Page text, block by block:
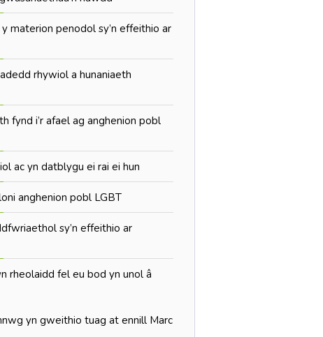
materion penodol sy’n effeithio ar
rhywiol a hunaniaeth
fynd i’r afael ag anghenion pobl
ac yn datblygu ei rai ei hun
anghenion pobl LGBT
sy’n effeithio ar
rheolaidd fel eu bod yn unol â
yn gweithio tuag at ennill Marc